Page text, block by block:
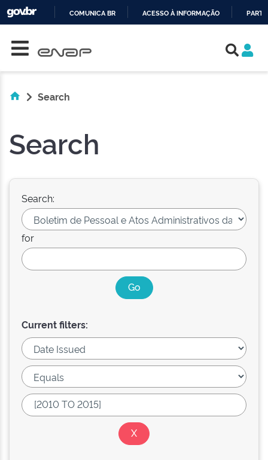
COMUNICA BR ACESSO À INFORMAÇÃO
Search
Search
Search:
for
Current filters: